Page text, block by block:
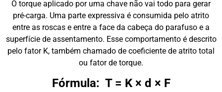
O torque aplicado por uma chave não vai todo para gerar
pré-carga. Uma parte expressiva é consumida pelo atrito
entre as roscas e entre a face da cabeça do parafuso e a
superfície de assentamento. Esse comportamento é descrito
pelo fator K, também chamado de coeficiente de atrito total
ou fator de torque.
Fórmula: T = K × d × F